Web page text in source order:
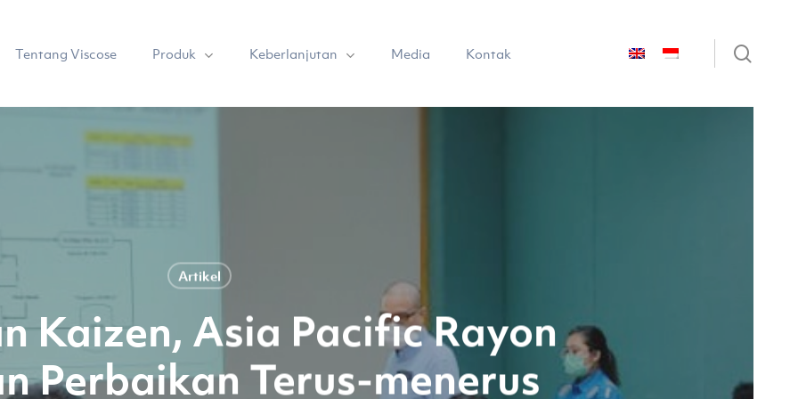
Tentang Viscose Produk Keberlanjutan Media Kontak
Artikel
Kaizen, Asia Pacific Rayon
Perbaikan Terus-menerus